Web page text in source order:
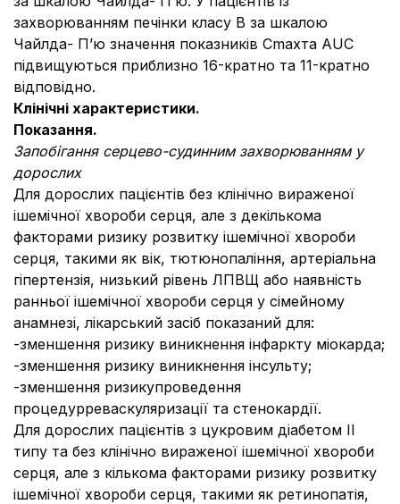
захворюванням печінки класу В за шкалою
Чайлда- П’ю значення показників Cmaxта AUC
підвищуються приблизно 16-кратно та 11-кратно
відповідно.
Клінічні характеристики.
Показання.
Запобігання серцево-судинним захворюванням у
дорослих
Для дорослих пацієнтів без клінічно вираженої
ішемічної хвороби серця, але з декількома
факторами ризику розвитку ішемічної хвороби
серця, такими як вік, тютюнопаління, артеріальна
гіпертензія, низький рівень ЛПВЩ або наявність
ранньої ішемічної хвороби серця у сімейному
анамнезі, лікарський засіб показаний для:
-зменшення ризику виникнення інфаркту міокарда;
-зменшення ризику виникнення інсульту;
-зменшення ризикупроведення
процедурреваскуляризації та стенокардії.
Для дорослих пацієнтів з цукровим діабетом ІІ
типу та без клінічно вираженої ішемічної хвороби
серця, але з кількома факторами ризику розвитку
ішемічної хвороби серця, такими як ретинопатія,